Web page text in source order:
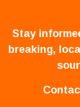
Stay
breaking,